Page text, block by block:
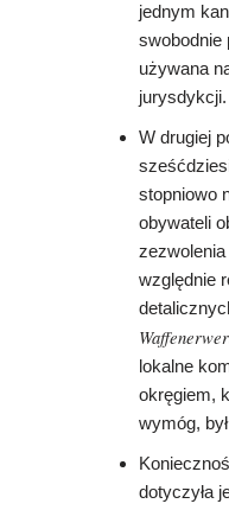
jednym
swobodnie
używana
jurysdykcji.
W drugiej
stopniowo
obywateli
względnie
lokalne
okręgiem,
wymóg,
dotyczyła